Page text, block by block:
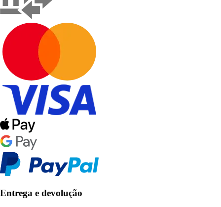
Entrega e devolução